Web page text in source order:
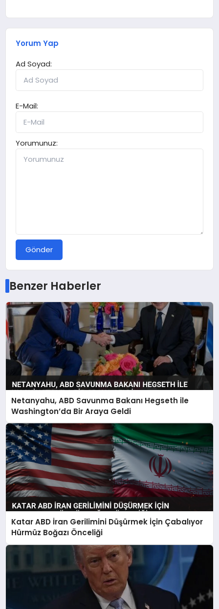
Yorum Yap
Ad Soyad:
E-Mail:
Yorumunuz:
Gönder
Benzer Haberler
Netanyahu, ABD Savunma Bakanı Hegseth ile
Washington’da Bir Araya Geldi
Katar ABD İran Gerilimini Düşürmek İçin Çabalıyor
Hürmüz Boğazı Önceliği